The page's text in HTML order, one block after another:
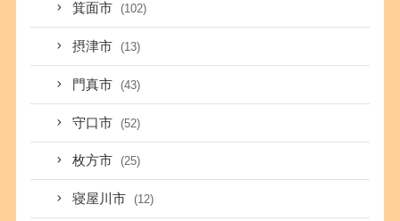
箕面市 (102)
摂津市 (13)
門真市 (43)
守口市 (52)
枚方市 (25)
寝屋川市 (12)